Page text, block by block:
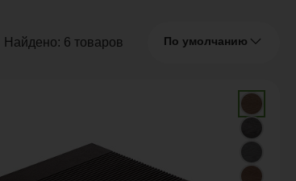
Найдено: 6 товаров По умолчанию